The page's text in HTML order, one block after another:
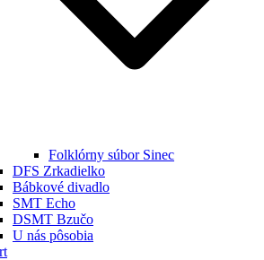
Folklórny súbor Sinec
DFS Zrkadielko
Bábkové divadlo
SMT Echo
DSMT Bzučo
U nás pôsobia